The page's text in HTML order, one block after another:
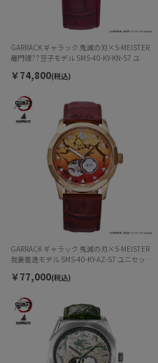
GARRACK ギャラック 鬼滅の刃×S-MEISTER
竈門禰??豆子モデル SMS-40-KY-KN-S7 ユニセ
￥74,800(税込)
GARRACK ギャラック 鬼滅の刃×S-MEISTER
我妻善逸モデル SMS-40-KY-AZ-S7 ユニセック
￥77,000(税込)